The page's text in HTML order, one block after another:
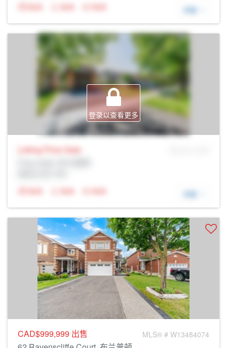
N/A
N/A N/A 详细
登录以查看更多
Listing Price Sale
N/A
N/A N/A 详细
CAD$999,999 出售 MLS® # W13484074